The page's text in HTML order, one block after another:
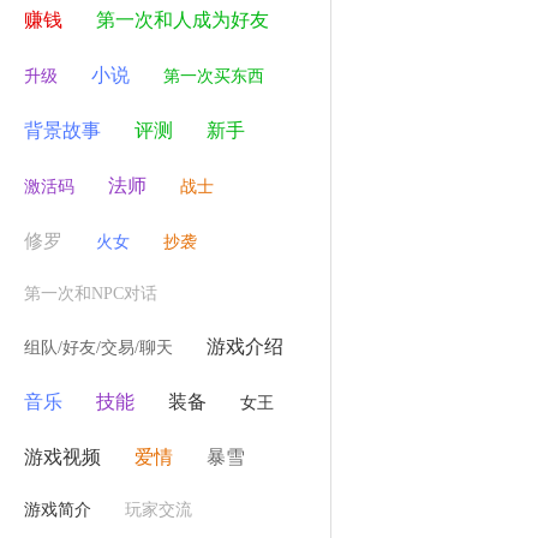
赚钱 第一次和人成为好友
升级 小说 第一次买东西
背景故事 评测 新手
激活码 法师 战士
修罗 火女 抄袭
第一次和NPC对话
组队/好友/交易/聊天 游戏介绍
音乐 技能 装备 女王
游戏视频 爱情 暴雪
游戏简介 玩家交流